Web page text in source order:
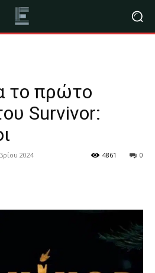
το πρώτο
Survivor:
2024 0
4861